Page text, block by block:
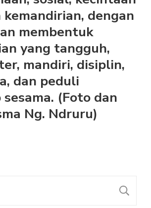
kemandirian, dengan
membentuk
yang tangguh,
mandiri, disiplin,
dan peduli
(Foto dan
Ng. Ndruru)